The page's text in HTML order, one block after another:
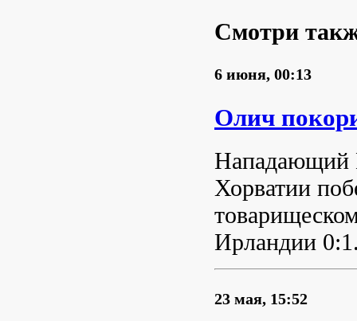
Смотри
6 июня, 00:13
Олич
Нападающий
Хорватии
Ирландии
23 мая, 15:52